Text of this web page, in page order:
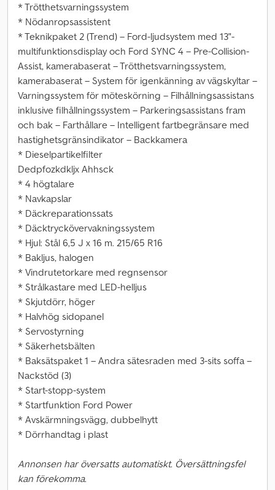
* Trötthetsvarningssystem
* Nödanropsassistent
* Teknikpaket 2 (Trend) – Ford-ljudsystem med 13"-
multifunktionsdisplay och Ford SYNC 4 – Pre-Collision-
Assist, kamerabaserat – Trötthetsvarningssystem,
kamerabaserat – System för igenkänning av vägskyltar –
Varningssystem för möteskörning – Filhållningsassistans
inklusive filhållningssystem – Parkeringsassistans fram
och bak – Farthållare – Intelligent fartbegränsare med
hastighetsgränsindikator – Backkamera
* Dieselpartikelfilter
Dedpfozkdkljx Ahhsck
* 4 högtalare
* Navkapslar
* Däckreparationssats
* Däcktryckövervakningssystem
* Hjul: Stål 6,5 J x 16 m. 215/65 R16
* Bakljus, halogen
* Vindrutetorkare med regnsensor
* Strålkastare med LED-helljus
* Skjutdörr, höger
* Halvhög sidopanel
* Servostyrning
* Säkerhetsbälten
* Baksätspaket 1 – Andra sätesraden med 3-sits soffa –
Nackstöd (3)
* Start-stopp-system
* Startfunktion Ford Power
* Avskärmningsvägg, dubbelhytt
* Dörrhandtag i plast
Annonsen har översatts automatiskt. Översättningsfel
kan förekomma.